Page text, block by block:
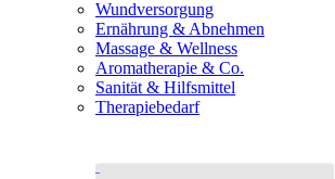
Wundversorgung
Ernährung & Abnehmen
Massage & Wellness
Aromatherapie & Co.
Sanität & Hilfsmittel
Therapiebedarf